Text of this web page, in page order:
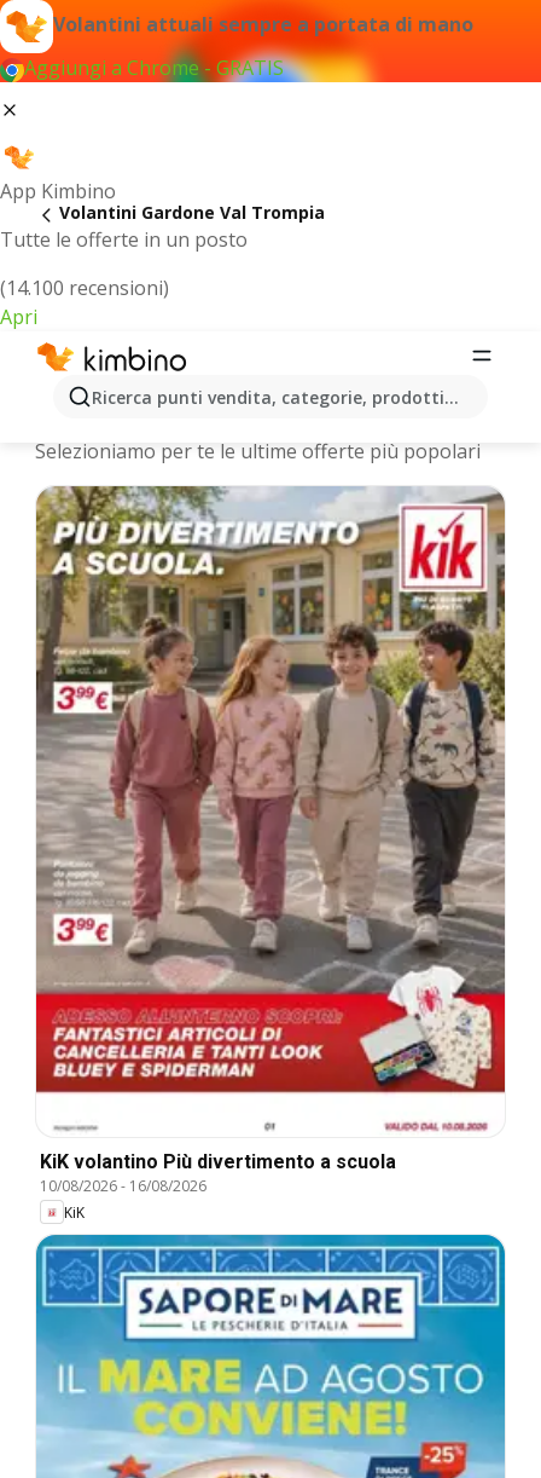
Volantini attuali sempre a portata di mano
Aggiungi a Chrome - GRATIS
App Kimbino
Tutte le offerte in un posto
(14.100 recensioni)
Apri
Ricerca punti vendita, categorie, prodotti...
Volantini Gardone Val Trompia
Gardone Val Trompia - Volantini più
Selezioniamo per te le ultime offerte più popolari
KiK volantino Più divertimento a scuola
10/08/2026- 16/08/2026
KiK